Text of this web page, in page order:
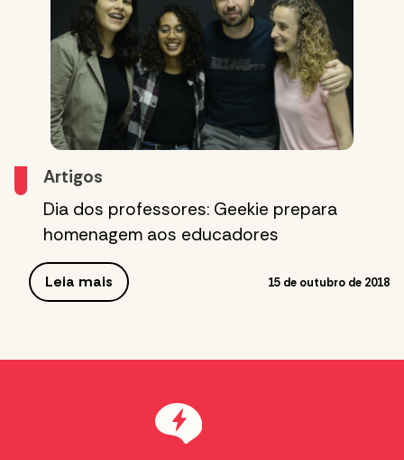
Artigos
Dia dos professores: Geekie prepara
homenagem aos educadores
Leia mais 15 de outubro de 2018